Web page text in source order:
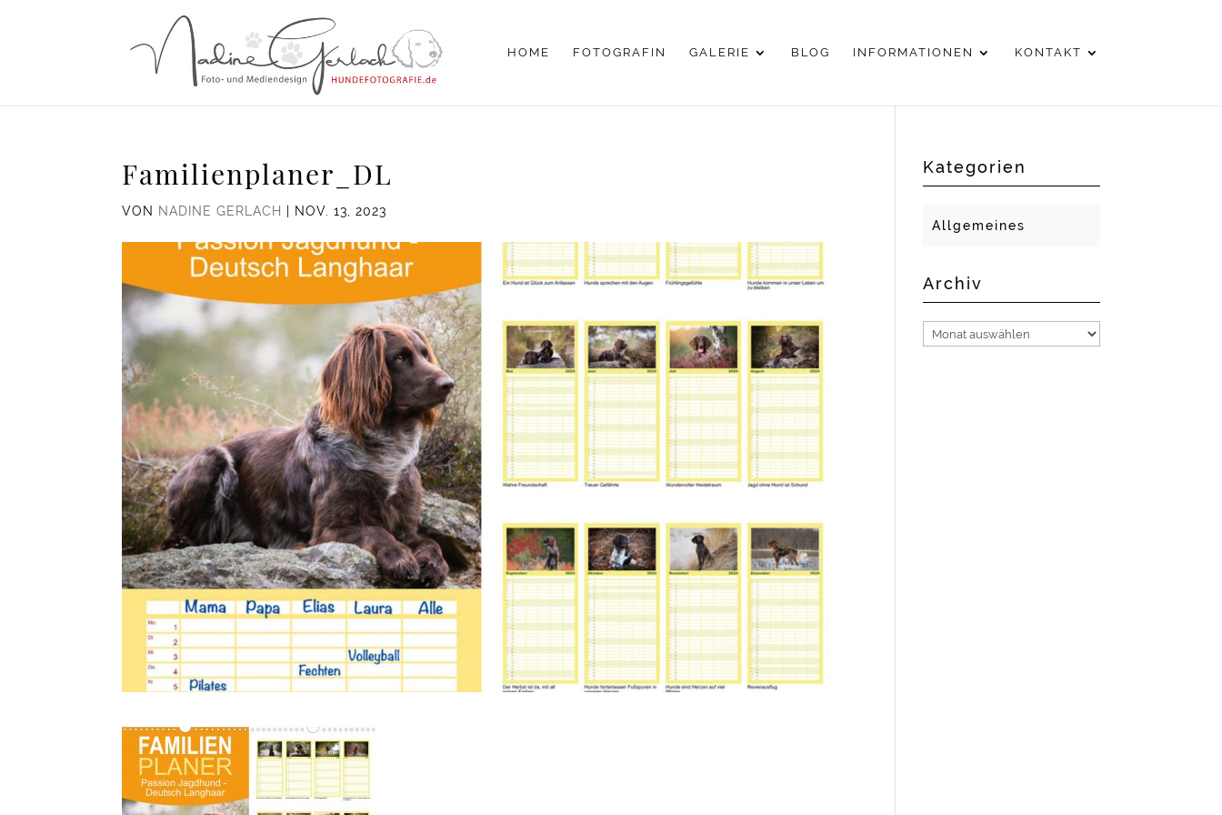
HOME FOTOGRAFIN GALERIE BLOG INFORMATIONEN KONTAKT
Familienplaner_DL
VON NADINE GERLACH NOV. 13, 2023
Kategorien
Allgemeines
Archiv
Archiv